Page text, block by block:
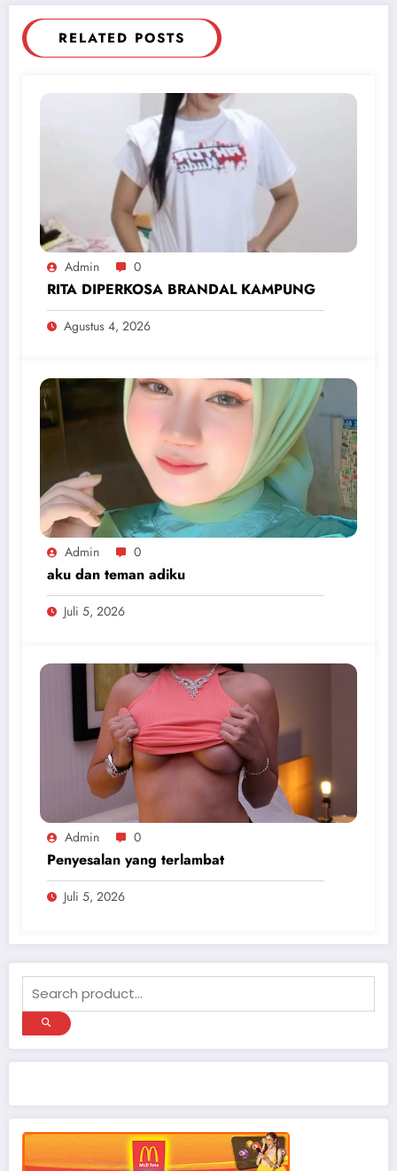
RELATED POSTS
Admin 0
RITA DIPERKOSA BRANDAL KAMPUNG
Agustus 4, 2026
Admin 0
aku dan teman adiku
Juli 5, 2026
Admin 0
Penyesalan yang terlambat
Juli 5, 2026